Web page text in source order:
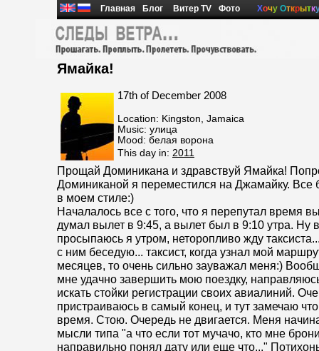
Главная Блог Витер TV Фото Хочу Открытк
Ямайка!
17th of December 2008
Location: Kingston, Jamaica
Music: улица
Mood: белая ворона
This day in: 2011
Прощай Доминикана и здравствуй Ямайка!
Доминиканой я переместился на Джамайку. Все
в моем стиле:)
Началалось все с того, что я перепутал время
думал вылет в 9:45, а вылет был в 9:10 утра. Ну
просыпаюсь я утром, неторопливо жду
с ним беседую... таксист, когда узнал мой
месяцев, то очень сильно зауважал меня:)
мне удачно завершить мою поездку,
искать стойки регистрации своих авиалиний.
пристраиваюсь в самый конец, и тут замечаю
время. Стою. Очередь не двигается. Меня
мысли типа "а что если тот мучачо, кто мне
направильно понял дату или еще что..."